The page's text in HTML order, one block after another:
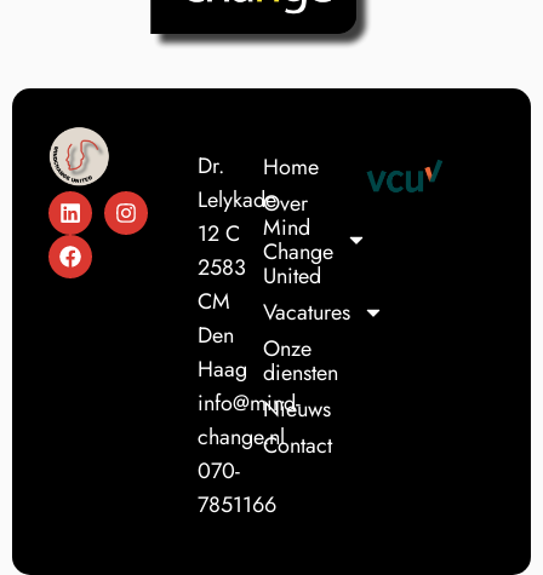
Dr.
Lelykade
12 C
2583
CM
Den
Haag
info@mind-
change.nl
070-
7851166
Home
Over
Mind
Change
United
Vacatures
Onze
diensten
Nieuws
Contact